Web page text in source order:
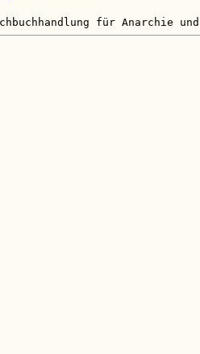
für Anarchie und